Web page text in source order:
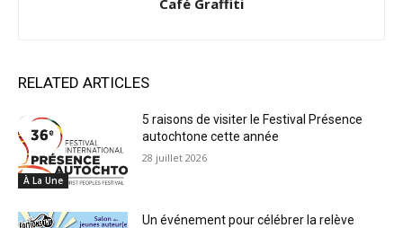
Café Graffiti
RELATED ARTICLES
À La Une
5 raisons de visiter le Festival Présence
autochtone cette année
28 juillet 2026
Un événement pour célébrer la relève